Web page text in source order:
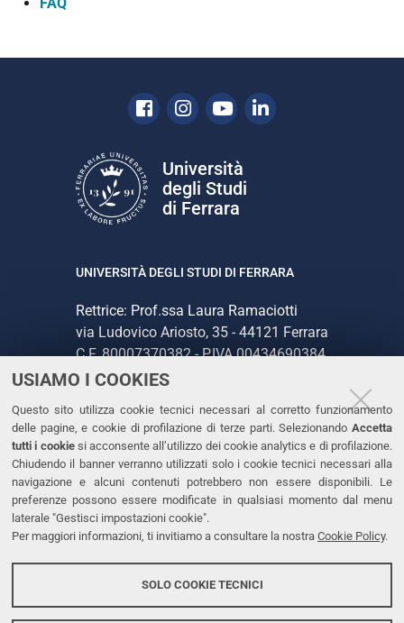
USIAMO I COOKIES
Questo sito utilizza cookie tecnici necessari al corretto funzionamento
delle pagine, e cookie di profilazione di terze parti. Selezionando Accetta
tutti i cookiesi acconsente all’utilizzo dei cookie analytics e di profilazione.
Chiudendo il banner verranno utilizzati solo i cookie tecnici necessari alla
navigazione e alcuni contenuti potrebbero non essere disponibili. Le
preferenze possono essere modificate in qualsiasi momento dal menu
laterale "Gestisci impostazioni cookie".
Per maggiori informazioni, ti invitiamo a consultare la nostra Cookie Policy.
SOLO COOKIE TECNICI
Facebook
Instagram
YoutubeLinkedin
Università
degli Studi
di Ferrara
UNIVERSITÀ DEGLI STUDI DI FERRARA
Rettrice: Prof.ssa Laura Ramaciotti
via Ludovico Ariosto, 35 - 44121 Ferrara
C.F. 80007370382 - P.IVA 00434690384
CONTATTI
Tel. +39 0532 293111
Fax. +39 0532 293031
PEC
LINKS
Accessibilità
Protezione dati personali